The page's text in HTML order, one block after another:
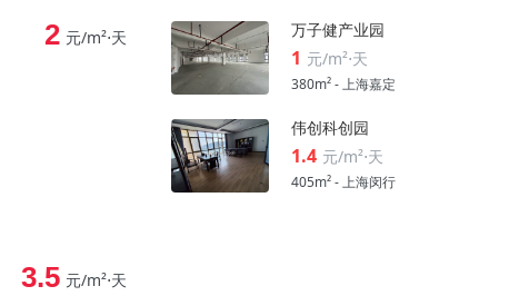
2 元/m²⋅天
3.5 元/m²⋅天
万子健产业园
1 元/m²⋅天
380m² - 上海嘉定
伟创科创园
1.4 元/m²⋅天
405m² - 上海闵行